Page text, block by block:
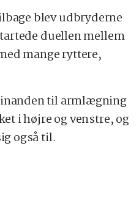
blev udbryderne
duellen mellem
mange ryttere,
til armlægning
i højre og venstre, og
også til.